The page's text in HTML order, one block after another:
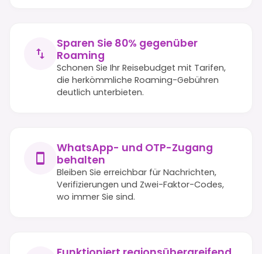
Sparen Sie 80% gegenüber
Roaming
Schonen Sie Ihr Reisebudget mit Tarifen,
die herkömmliche Roaming-Gebühren
deutlich unterbieten.
WhatsApp- und OTP-Zugang
behalten
Bleiben Sie erreichbar für Nachrichten,
Verifizierungen und Zwei-Faktor-Codes,
wo immer Sie sind.